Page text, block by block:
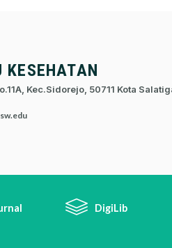
KESEHATAN
Kec.Sidorejo, 50711 Kota
DigiLib